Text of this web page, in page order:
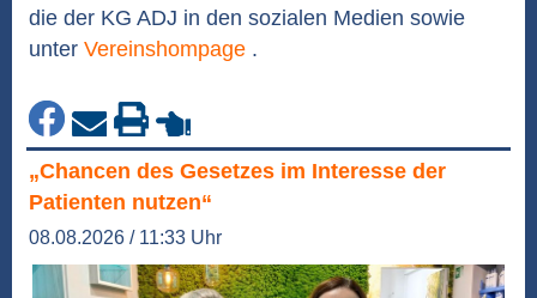
die der KG ADJ in den sozialen Medien sowie
unter Vereinshompage .
„Chancen des Gesetzes im Interesse der
Patienten nutzen“
08.08.2026 / 11:33 Uhr